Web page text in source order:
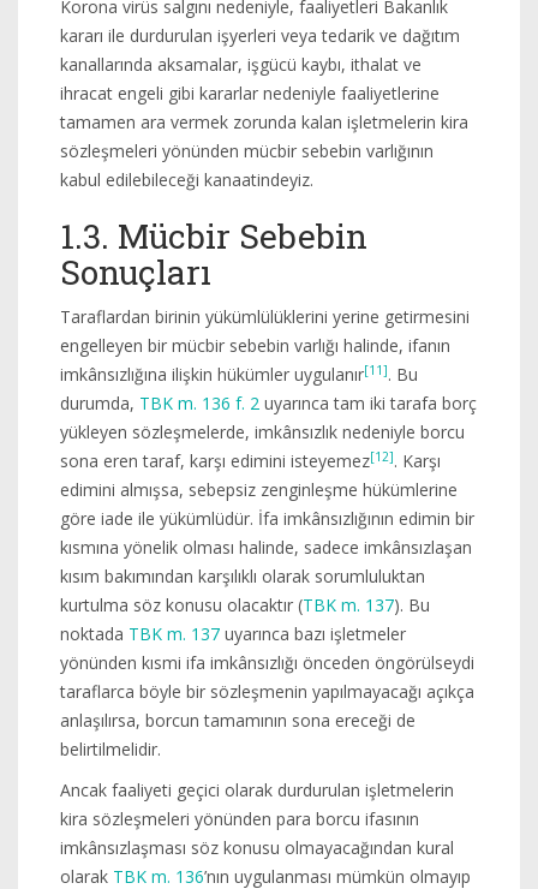
Korona virüs salgını nedeniyle, faaliyetleri Bakanlık
kararı ile durdurulan işyerleri veya tedarik ve dağıtım
kanallarında aksamalar, işgücü kaybı, ithalat ve
ihracat engeli gibi kararlar nedeniyle faaliyetlerine
tamamen ara vermek zorunda kalan işletmelerin kira
sözleşmeleri yönünden mücbir sebebin varlığının
kabul edilebileceği kanaatindeyiz.
1.3. Mücbir Sebebin
Sonuçları
Taraflardan birinin yükümlülüklerini yerine getirmesini
engelleyen bir mücbir sebebin varlığı halinde, ifanın
imkânsızlığına ilişkin hükümler uygulanır[11]. Bu
durumda, TBK m. 136 f. 2 uyarınca tam iki tarafa borç
yükleyen sözleşmelerde, imkânsızlık nedeniyle borcu
sona eren taraf, karşı edimini isteyemez[12]. Karşı
edimini almışsa, sebepsiz zenginleşme hükümlerine
göre iade ile yükümlüdür. İfa imkânsızlığının edimin bir
kısmına yönelik olması halinde, sadece imkânsızlaşan
kısım bakımından karşılıklı olarak sorumluluktan
kurtulma söz konusu olacaktır (TBK m. 137). Bu
noktada TBK m. 137 uyarınca bazı işletmeler
yönünden kısmi ifa imkânsızlığı önceden öngörülseydi
taraflarca böyle bir sözleşmenin yapılmayacağı açıkça
anlaşılırsa, borcun tamamının sona ereceği de
belirtilmelidir.
Ancak faaliyeti geçici olarak durdurulan işletmelerin
kira sözleşmeleri yönünden para borcu ifasının
imkânsızlaşması söz konusu olmayacağından kural
olarak TBK m. 136’nın uygulanması mümkün olmayıp